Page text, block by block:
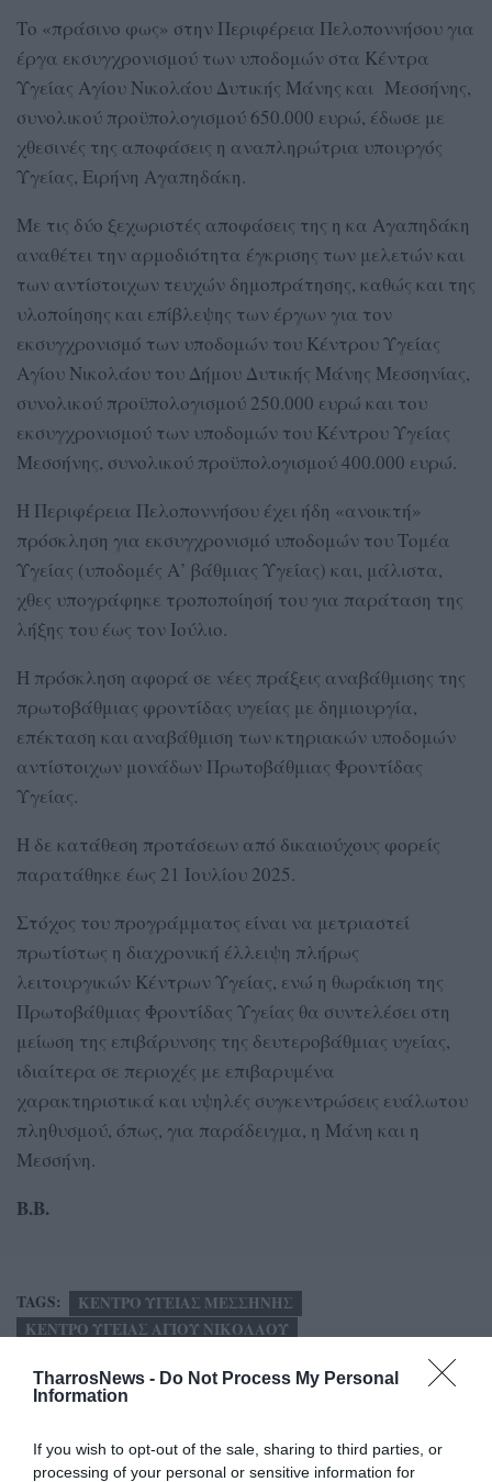
TharrosNews - Do Not Process My Personal
Information
If you wish to opt-out of the sale, sharing to third parties, or
processing of your personal or sensitive information for
Το «πράσινο φως» στην Περιφέρεια Πελοποννήσου για
έργα εκσυγχρονισμού των υποδομών στα Κέντρα
Υγείας Αγίου Νικολάου Δυτικής Μάνης και Μεσσήνης,
συνολικού προϋπολογισμού 650.000 ευρώ, έδωσε με
χθεσινές της αποφάσεις η αναπληρώτρια υπουργός
Υγείας, Ειρήνη Αγαπηδάκη.
Με τις δύο ξεχωριστές αποφάσεις της η κα Αγαπηδάκη
αναθέτει την αρμοδιότητα έγκρισης των μελετών και
των αντίστοιχων τευχών δημοπράτησης, καθώς και της
υλοποίησης και επίβλεψης των έργων για τον
εκσυγχρονισμό των υποδομών του Κέντρου Υγείας
Αγίου Νικολάου του Δήμου Δυτικής Μάνης Μεσσηνίας,
συνολικού προϋπολογισμού 250.000 ευρώ και του
εκσυγχρονισμού των υποδομών του Κέντρου Υγείας
Μεσσήνης, συνολικού προϋπολογισμού 400.000 ευρώ.
Η Περιφέρεια Πελοποννήσου έχει ήδη «ανοικτή»
πρόσκληση για εκσυγχρονισμό υποδομών του Τομέα
Υγείας (υποδομές Α’ βάθμιας Υγείας) και, μάλιστα,
χθες υπογράφηκε τροποποίησή του για παράταση της
λήξης του έως τον Ιούλιο.
Η πρόσκληση αφορά σε νέες πράξεις αναβάθμισης της
πρωτοβάθμιας φροντίδας υγείας με δημιουργία,
επέκταση και αναβάθμιση των κτηριακών υποδομών
αντίστοιχων μονάδων Πρωτοβάθμιας Φροντίδας
Υγείας.
Η δε κατάθεση προτάσεων από δικαιούχους φορείς
παρατάθηκε έως 21 Ιουλίου 2025.
Στόχος του προγράμματος είναι να μετριαστεί
πρωτίστως η διαχρονική έλλειψη πλήρως
λειτουργικών Κέντρων Υγείας, ενώ η θωράκιση της
Πρωτοβάθμιας Φροντίδας Υγείας θα συντελέσει στη
μείωση της επιβάρυνσης της δευτεροβάθμιας υγείας,
ιδιαίτερα σε περιοχές με επιβαρυμένα
χαρακτηριστικά και υψηλές συγκεντρώσεις ευάλωτου
πληθυσμού, όπως, για παράδειγμα, η Μάνη και η
Μεσσήνη.
Β.Β.
TAGS:
ΚΕΝΤΡΟ ΥΓΕΙΑΣ ΜΕΣΣΗΝΗΣ
ΚΕΝΤΡΟ ΥΓΕΙΑΣ ΑΓΙΟΥ ΝΙΚΟΛΑΟΥ
Facebook